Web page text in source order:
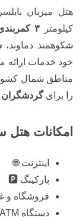
هتل میزبان
کیلومتر۳
شکوهمند دماوند،
خود خدمات ارائه
مناطق شمال
را برای گردشگران
امکانات هتل
اینترنت 🌐
پارکینگ 🅿️
فروشگاه و
دستگاه ATM 💳